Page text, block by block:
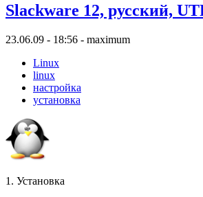
Slackware 12, русский,
23.06.09 - 18:56 - maximum
Linux
linux
настройка
установка
1. Установка